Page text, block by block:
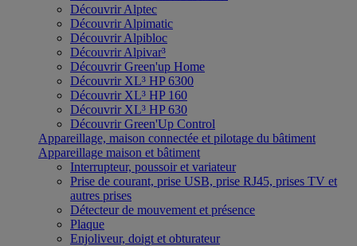
Découvrir Alptec
Découvrir Alpimatic
Découvrir Alpibloc
Découvrir Alpivar³
Découvrir Green'up Home
Découvrir XL³ HP 6300
Découvrir XL³ HP 160
Découvrir XL³ HP 630
Découvrir Green'Up Control
Appareillage, maison connectée et pilotage du bâtiment
Appareillage maison et bâtiment
Interrupteur, poussoir et variateur
Prise de courant, prise USB, prise RJ45, prises TV et
autres prises
Détecteur de mouvement et présence
Plaque
Enjoliveur, doigt et obturateur